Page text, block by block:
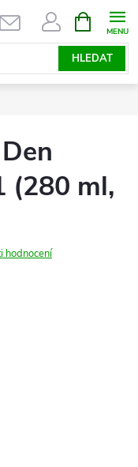
HLEDAT
NÁKUPNÍ
KOŠÍK
(280 ml,
hodnocení